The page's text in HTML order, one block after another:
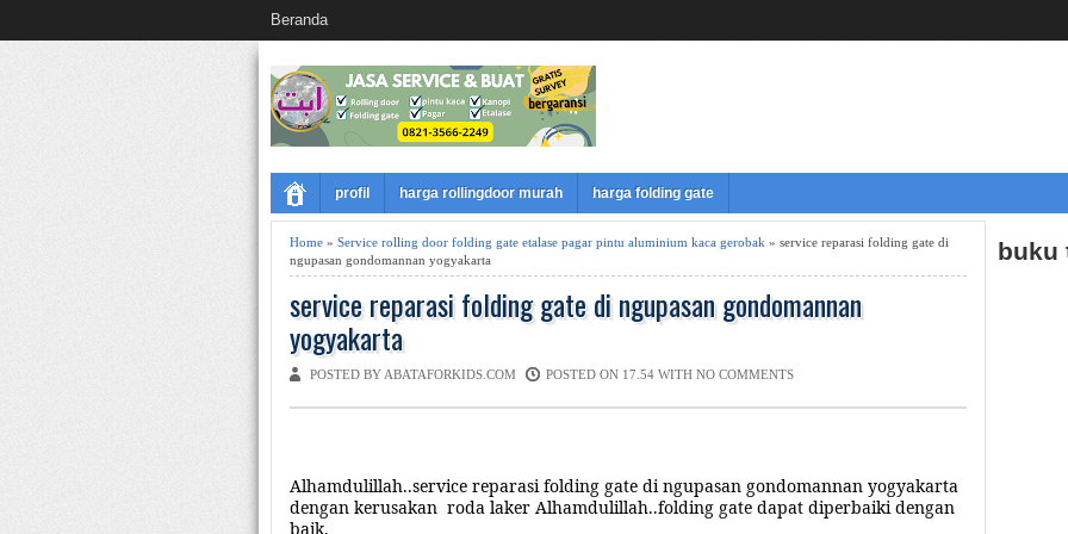
Beranda
profil harga rollingdoor murah harga folding gate
Home » Service rolling door folding gate etalase pagar pintu aluminium kaca gerobak » service reparasi folding gate di
ngupasan gondomannan yogyakarta
service reparasi folding gate di ngupasan gondomannan
yogyakarta
POSTED BY ABATAFORKIDS.COM POSTED ON 17.54 WITH NO COMMENTS
Alhamdulillah..service reparasi folding gate dingupasan gondomannan yogyakarta
dengan kerusakan roda laker Alhamdulillah..folding gate dapat diperbaiki dengan
baik.
buku